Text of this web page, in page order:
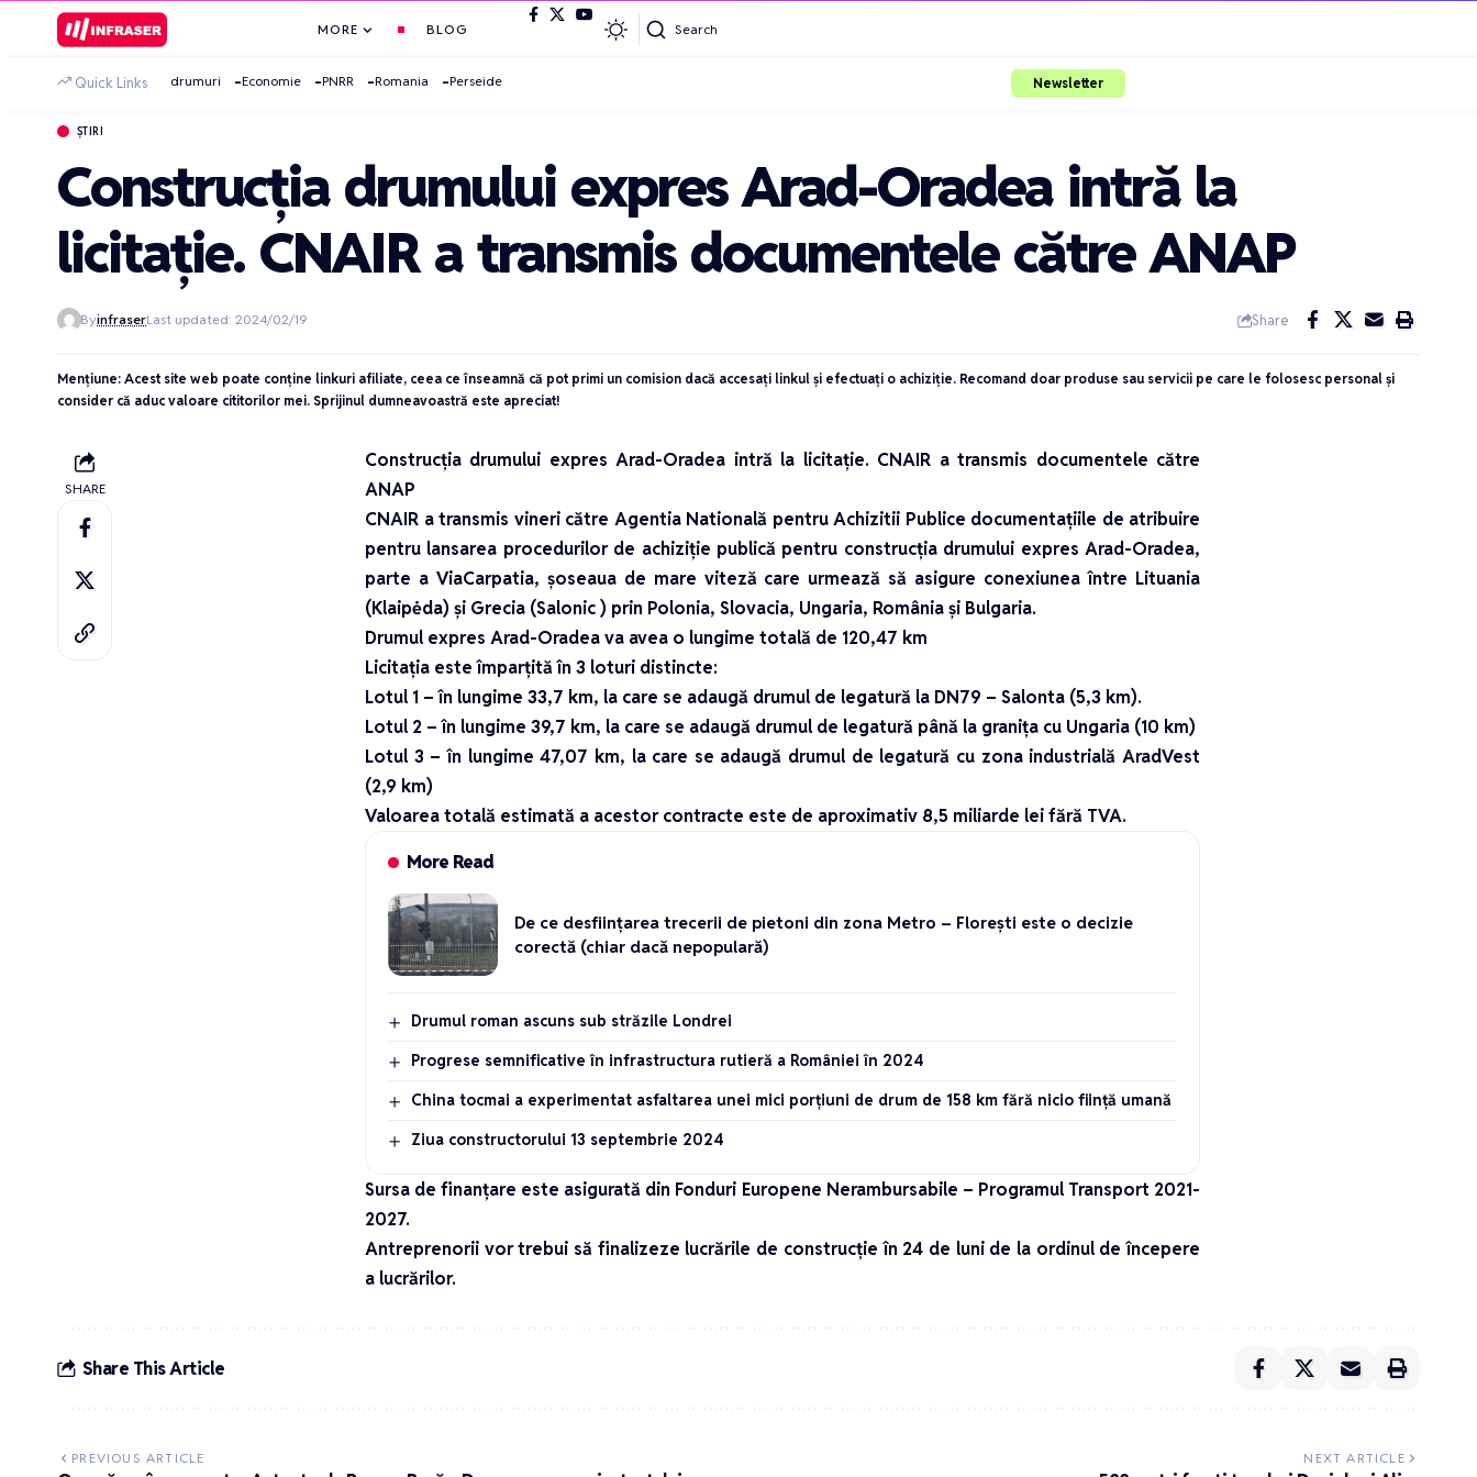
MORE BLOG Search
Quick Links drumuri Economie PNRR Romania Perseide Newsletter
ȘTIRI
Construcția drumului expres Arad-Oradea intră la
licitație. CNAIR a transmis documentele către ANAP
ByinfraserLast updated: 2024/02/19 Share
Mențiune: Acest site web poate conține linkuri afiliate, ceea ce înseamnă că pot primi un comision dacă accesați linkul și efectuați o achiziție. Recomand doar produse sau servicii pe care le folosesc personal și
consider că aduc valoare cititorilor mei. Sprijinul dumneavoastră este apreciat!
SHARE
Construcția drumului expres Arad-Oradea intră la licitație. CNAIR a transmis documentele către
ANAP
CNAIR a transmis vineri către Agentia Natională pentru Achizitii Publice documentaţiile de atribuire
pentru lansarea procedurilor de achiziţie publică pentru construcţia drumului expres Arad-Oradea,
parte a ViaCarpatia, şoseaua de mare viteză care urmează să asigure conexiunea între Lituania
(Klaipėda) şi Grecia (Salonic ) prin Polonia, Slovacia, Ungaria, România şi Bulgaria.
Drumul expres Arad-Oradea va avea o lungime totală de 120,47 km
Licitaţia este împarţită în 3 loturi distincte:
Lotul 1 – în lungime 33,7 km, la care se adaugă drumul de legatură la DN79 – Salonta (5,3 km).
Lotul 2 – în lungime 39,7 km, la care se adaugă drumul de legatură până la graniţa cu Ungaria (10 km)
Lotul 3 – în lungime 47,07 km, la care se adaugă drumul de legatură cu zona industrială AradVest
(2,9 km)
Valoarea totală estimată a acestor contracte este de aproximativ 8,5 miliarde lei fără TVA.
More Read
De ce desființarea trecerii de pietoni din zona Metro – Florești este o decizie
corectă (chiar dacă nepopulară)
Drumul roman ascuns sub străzile Londrei
Progrese semnificative în infrastructura rutieră a României în 2024
China tocmai a experimentat asfaltarea unei mici porțiuni de drum de 158 km fără nicio ființă umană
Ziua constructorului 13 septembrie 2024
Sursa de finanţare este asigurată din Fonduri Europene Nerambursabile – Programul Transport 2021-
2027.
Antreprenorii vor trebui să finalizeze lucrările de construcţie în 24 de luni de la ordinul de începere
a lucrărilor.
Share This Article
PREVIOUS ARTICLE NEXT ARTICLE